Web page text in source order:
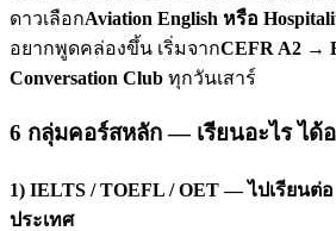
ดาวเลือกAviation English หรือ
อยากพูดคล่องขึ้น เริ่มจากCEFR A2 →
Conversation Club ทุกวันเสาร์
6 กลุ่มคอร์สหลัก — เรียนอะไร ได้
1) IELTS / TOEFL / OET — ไปเรียนต่
ประเทศ